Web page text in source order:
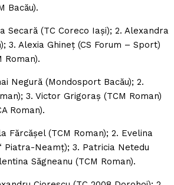
Bacău).
Secară (TC Coreco Iaşi); 2. Alexandra
3. Alexia Ghineţ (CS Forum – Sport)
Roman).
Negură (Mondosport Bacău); 2.
3. Victor Grigoraş (TCM Roman)
Roman).
Fărcăşel (TCM Roman); 2. Evelina
Piatra-Neamţ); 3. Patricia Netedu
Săgneanu (TCM Roman).